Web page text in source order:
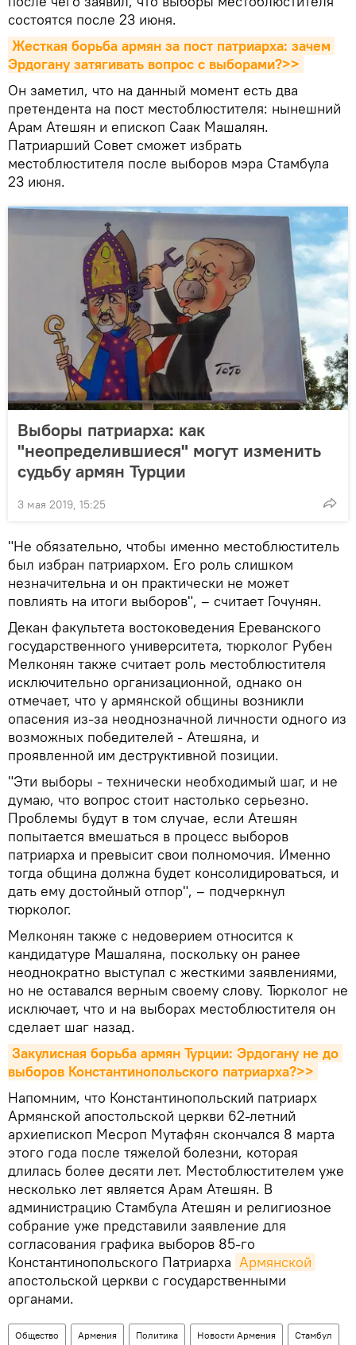
состоятся после 23 июня.
Жесткая борьба армян за пост патриарха: зачем
Эрдогану затягивать вопрос с выборами?>>
Он заметил, что на данный момент есть два
претендента на пост местоблюстителя: нынешний
Арам Атешян и епископ Саак Машалян.
Патриарший Совет сможет избрать
местоблюстителя после выборов мэра Стамбула
23 июня.
Выборы патриарха: как
"неопределившиеся" могут изменить
судьбу армян Турции
3 мая 2019, 15:25
"Не обязательно, чтобы именно местоблюститель
был избран патриархом. Его роль слишком
незначительна и он практически не может
повлиять на итоги выборов", – считает Гочунян.
Декан факультета востоковедения Ереванского
государственного университета, тюрколог Рубен
Мелконян также считает роль местоблюстителя
исключительно организационной, однако он
отмечает, что у армянской общины возникли
опасения из-за неоднозначной личности одного из
возможных победителей - Атешяна, и
проявленной им деструктивной позиции.
"Эти выборы - технически необходимый шаг, и не
думаю, что вопрос стоит настолько серьезно.
Проблемы будут в том случае, если Атешян
попытается вмешаться в процесс выборов
патриарха и превысит свои полномочия. Именно
тогда община должна будет консолидироваться, и
дать ему достойный отпор", – подчеркнул
тюрколог.
Мелконян также с недоверием относится к
кандидатуре Машаляна, поскольку он ранее
неоднократно выступал с жесткими заявлениями,
но не оставался верным своему слову. Тюрколог не
исключает, что и на выборах местоблюстителя он
сделает шаг назад.
Закулисная борьба армян Турции: Эрдогану не до
выборов Константинопольского патриарха?>>
Напомним, что Константинопольский патриарх
Армянской апостольской церкви 62-летний
архиепископ Месроп Мутафян скончался 8 марта
этого года после тяжелой болезни, которая
длилась более десяти лет. Местоблюстителем уже
несколько лет является Арам Атешян. В
администрацию Стамбула Атешян и религиозное
собрание уже представили заявление для
согласования графика выборов 85-го
Константинопольского Патриарха Армянской
апостольской церкви с государственными
органами.
Общество Армения Политика Новости Армения Стамбул